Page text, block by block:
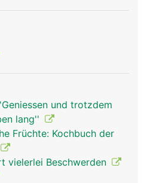
und trotzdem
lang''
Früchte: Kochbuch der
vielerlei Beschwerden